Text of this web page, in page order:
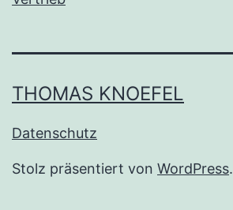
THOMAS KNOEFEL
Datenschutz
Stolz präsentiert von WordPress.